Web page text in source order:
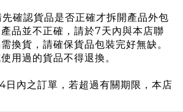
確認貨品是否正確才拆開產品外包
品並不正確，請於7天內與本店聯
換貨，請確保貨品包裝完好無缺。
用過的貨品不得退換。
日內之訂單，若超過有關期限，本店